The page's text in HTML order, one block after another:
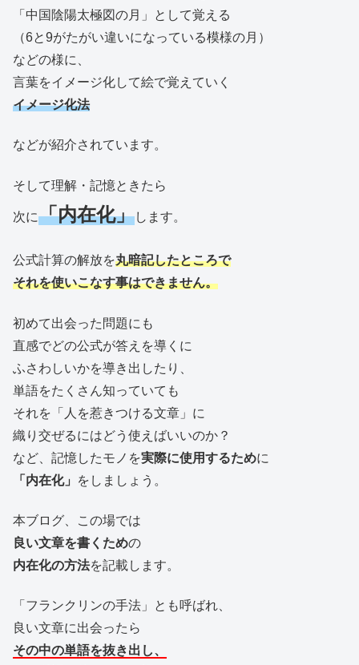
「中国陰陽太極図の月」として覚える
（6と9がたがい違いになっている模様の月）
などの様に、
言葉をイメージ化して絵で覚えていく
イメージ化法
などが紹介されています。
そして理解・記憶ときたら
次に「内在化」します。
公式計算の解放を丸暗記したところで
それを使いこなす事はできません。
初めて出会った問題にも
直感でどの公式が答えを導くに
ふさわしいかを導き出したり、
単語をたくさん知っていても
それを「人を惹きつける文章」に
織り交ぜるにはどう使えばいいのか？
など、記憶したモノを実際に使用するために
「内在化」
をしましょう。
本ブログ、この場では
良い文章を書くための
内在化の方法を記載します。
「フランクリンの手法」とも呼ばれ、
良い文章に出会ったら
その中の単語を抜き出し、